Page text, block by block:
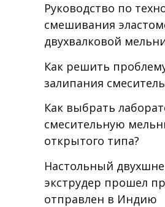
Руководство по
смешивания
двухвалковой
Как решить
залипания
Как выбрать
смесительную
открытого типа?
Настольный
экструдер прошел
отправлен в Индию